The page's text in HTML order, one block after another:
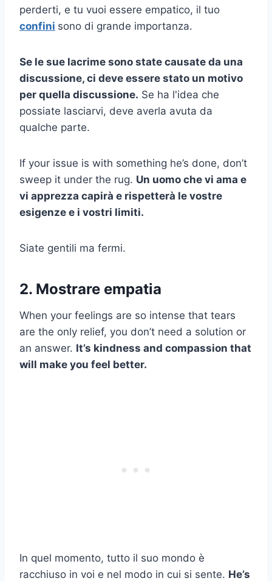
perderti, e tu vuoi essere empatico, il tuo
confini sono di grande importanza.
Se le sue lacrime sono state causate da una
discussione, ci deve essere stato un motivo
per quella discussione. Se ha l'idea che
possiate lasciarvi, deve averla avuta da
qualche parte.
If your issue is with something he’s done, don’t
sweep it under the rug. Un uomo che vi ama e
vi apprezza capirà e rispetterà le vostre
esigenze e i vostri limiti.
Siate gentili ma fermi.
2. Mostrare empatia
When your feelings are so intense that tears
are the only relief, you don’t need a solution or
an answer. It’s kindness and compassion that
will make you feel better.
In quel momento, tutto il suo mondo è
racchiuso in voi e nel modo in cui si sente. He’s